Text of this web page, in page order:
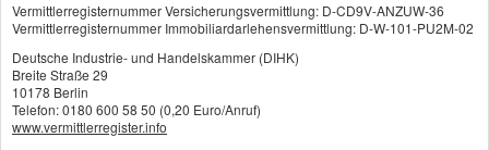
Vermittlerregisternummer Versicherungsvermittlung: D-CD9V-ANZUW-36
Vermittlerregisternummer Immobiliardarlehensvermittlung: D-W-101-PU2M-02
Deutsche Industrie- und Handelskammer (DIHK)
Breite Straße 29
10178 Berlin
Telefon: 0180 600 58 50 (0,20 Euro/Anruf)
www.vermittlerregister.info